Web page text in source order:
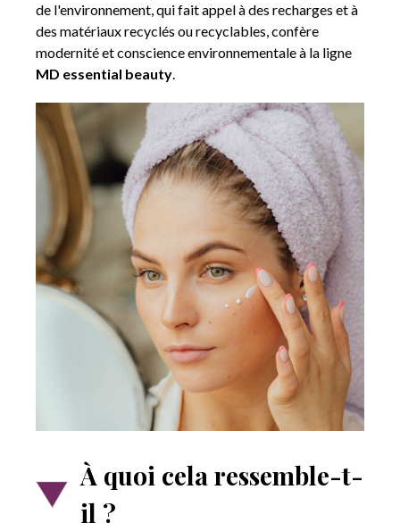
de l'environnement, qui fait appel à des recharges et à
des matériaux recyclés ou recyclables, confère
modernité et conscience environnementale à la ligne
MD essential beauty.
À quoi cela ressemble-t-
il ?